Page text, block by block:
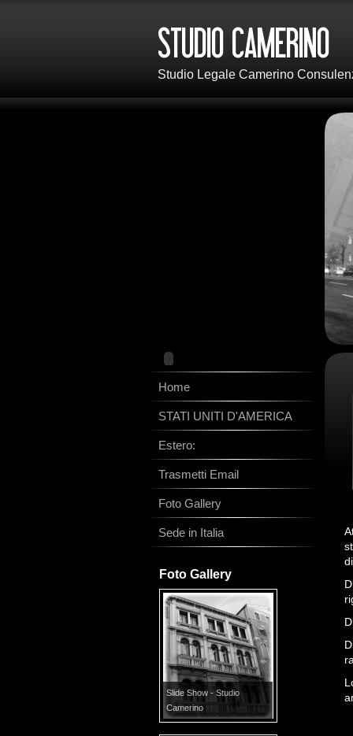
Studio Legale Camerino
Home
STATI UNITI D'AMERICA
Estero:
Trasmetti Email
Foto Gallery
Sede in Italia
Foto Gallery
Slide Show - Studio
Camerino